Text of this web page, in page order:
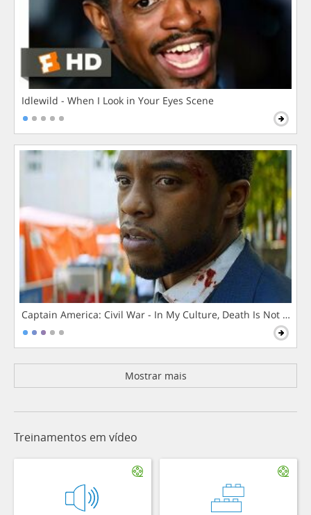
Idlewild - When I Look in Your Eyes Scene
Captain America: Civil War - In My Culture, Death Is Not The
Mostrar mais
Treinamentos em vídeo